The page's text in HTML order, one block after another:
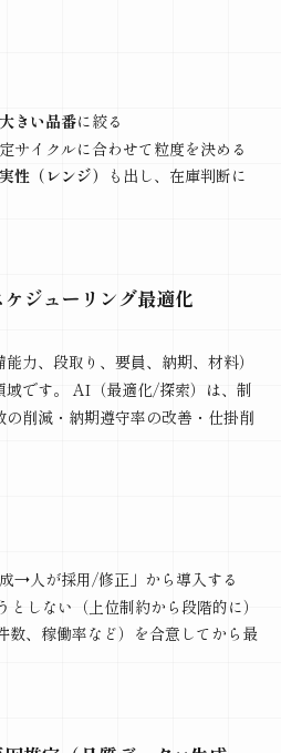
きい品番に絞る
サイクルに合わせて粒度を決める
性（レンジ）
も出し、在庫判断に
ジューリング最適化
力、段取り、要員、納期、材料）
域です。 AI（最適化/探索）は、制
削減・納期遵守率の改善・仕掛削
→人が採用/修正」から導入する
としない（上位制約から段階的に）
数、稼働率など）を合意してから最